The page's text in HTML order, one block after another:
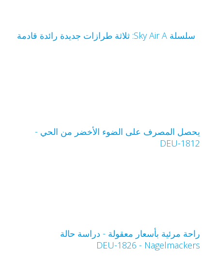
سلسلة Sky Air A: ثلاثة طرازات جديدة رائدة قادمة
المصرف على الضوء الأخضر من الحي -
DEU-
مرئية بأسعار معقولة - دراسة حالة
Nagelmackers‏ - DEU-